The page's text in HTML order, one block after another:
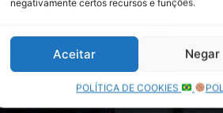
negativamente certos recursos e funções.
Aceitar Negar
POLÍTICA DE COOKIES